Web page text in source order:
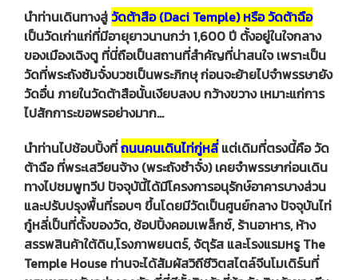
นำท่านเดินทางสู่ วัดต้าสือ (Daci Temple) หรือ วัดต้าฉือ
เป็นวัดเก่าแก่ที่มีอายุยาวนานกว่า 1,600 ปี ตั้งอยู่ในใจกลาง
ของเมืองเฉิงตู ที่นี่ถือเป็นสถานที่สำคัญที่น่าสนใจ เพราะเป็น
วัดที่พระถังซัมจั๋งบวชเป็นพระภิกษุ ก่อนจะย้ายไปจำพรรษายัง
วัดอื่น ภายในวัดต้าสือนั้นเงียบสงบ กว้างขวาง เหมาะแก่การ
ไปสักการะขอพรอย่างมาก…
นำท่านไปช้อบปิ้งที่ถนนคนเดินไท่กู่หลี่แต่เดิมที่ตรงนี้คือ วัด
ต้าฉือ ที่พระเสวียนจ้าง (พระถังซำจั๋ง) เคยจำพรรษาก่อนเดิน
ทางไปชมพูทวีป ปัจจุบันี้ได้มีโครงการอนุรักษ์อาคารบางส่วน
และปรับปรุงพื้นที่รอบๆ ขึ้นโดยมีวัดเป็นศูนย์กลาง ปัจจุบันไท่
กู๋หลี่เป็นที่ตั้งของวัด, ช้อปปิ้งคอมเพล็กซ์, ร้านอาหาร, ห้าง
สรรพสินค้าใต้ดิน,โรงภาพยนตร์, จัตุรัส และโรงแรมหรู The
Temple House ท่านจะได้สัมผัสวิถีชีวิตสไตล์จีนโมเดิร์นที่